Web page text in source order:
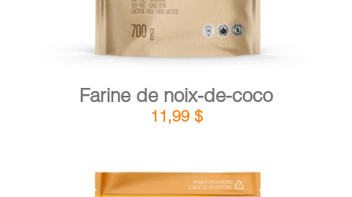
Farine de noix-de-coco
11,99 $